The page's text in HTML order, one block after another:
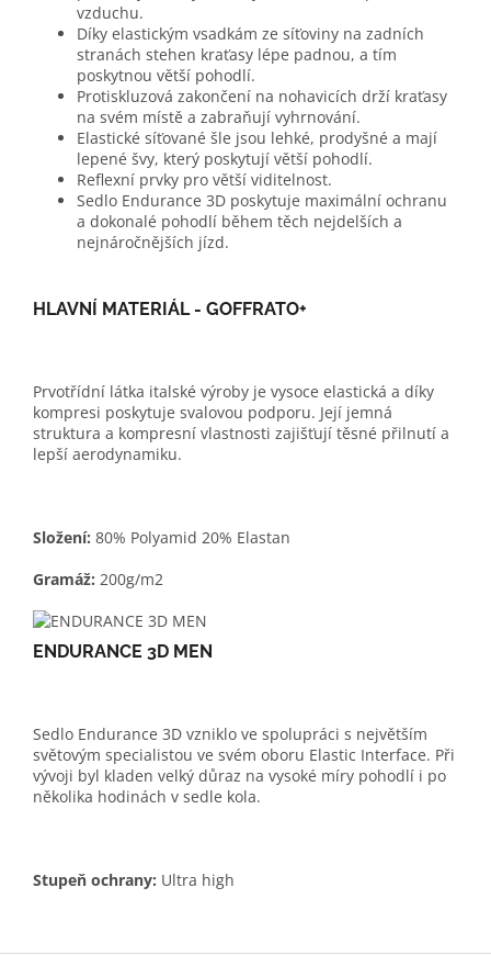
vzduchu.
Díky elastickým vsadkám ze síťoviny na zadních
stranách stehen kraťasy lépe padnou, a tím
poskytnou větší pohodlí.
Protiskluzová zakončení na nohavicích drží kraťasy
na svém místě a zabraňují vyhrnování.
Elastické síťované šle jsou lehké, prodyšné a mají
lepené švy, který poskytují větší pohodlí.
Reflexní prvky pro větší viditelnost.
Sedlo Endurance 3D poskytuje maximální ochranu
a dokonalé pohodlí během těch nejdelších a
nejnáročnějších jíz­d.
HLAVNÍ MATERIÁL - GOFFRATO+
Prvotřídní látka italské výroby je vysoce elastická a díky
kompresi poskytuje svalovou podporu. Její jemná
struktura a kompresní vlastnosti zajišťují těsné přilnutí a
lepší aerodynamiku.
Složení: 80% Polyamid 20% Elastan
Gramáž: 200g/m2
ENDURANCE 3D MEN
Sedlo Endurance 3D vzniklo ve spolupráci s největším
světovým specialistou ve svém oboru Elastic Interface. Při
vývoji byl kladen velký důraz na vysoké míry pohodlí i po
několika hodinách v sedle kola.
Stupeň ochrany: Ultra high